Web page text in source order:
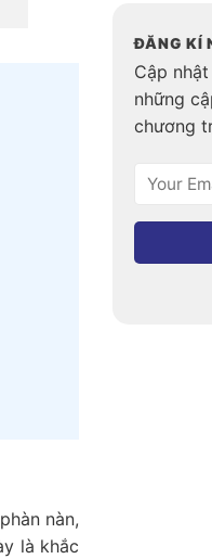
nàn,
là khắc
ĐĂNG KÍ
Cập
những
chương